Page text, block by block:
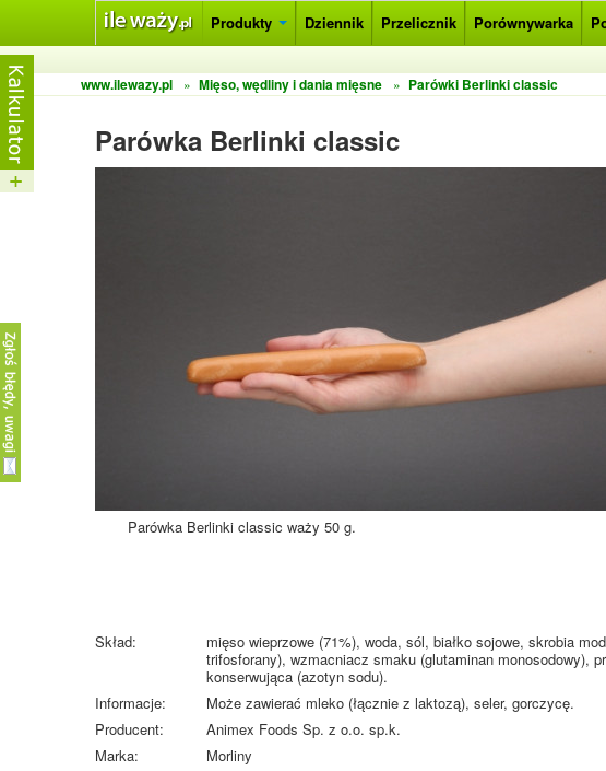
Produkty Dziennik Przelicznik Porównywarka
www.ilewazy.pl
» Mięso, wędliny i dania mięsne » Parówki Berlinki classic
Parówka Berlinki classic
Parówka Berlinki classic waży 50 g.
Skład:
mięso wieprzowe (71%), woda, sól, białko sojowe, skrobia
trifosforany), wzmacniacz smaku (glutaminan monosodowy),
konserwująca (azotyn sodu).
Informacje:
Może zawierać mleko (łącznie z laktozą), seler, gorczycę.
Producent:
Animex Foods Sp. z o.o. sp.k.
Marka:
Morliny